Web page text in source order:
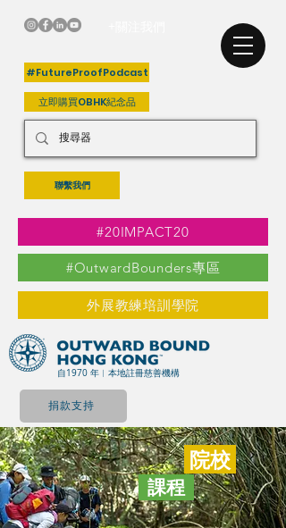
#FutureProofPodcast
立即購買OBHK紀念品
聯繫我們
#20IMPACT20
#OutwardBounders專區
外展教練培訓學院
自1970 年︳本地註冊慈善機構
捐款支持
院校
課程